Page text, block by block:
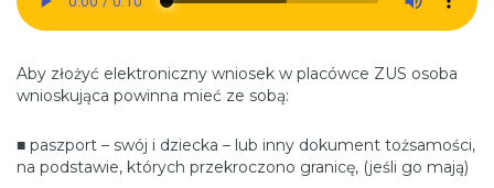
Aby złożyć elektroniczny wniosek w placówce ZUS osoba
wnioskująca powinna mieć ze sobą:
■ paszport – swój i dziecka – lub inny dokument tożsamości,
na podstawie, których przekroczono granicę, (jeśli go mają)